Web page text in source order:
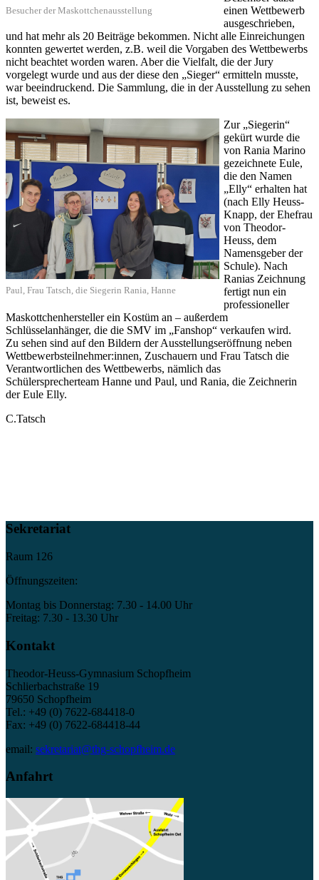
Besucher der Maskottchenausstellung
einen Wettbewerb
ausgeschrieben,
und hat mehr als 20 Beiträge bekommen. Nicht alle Einreichungen
konnten gewertet werden, z.B. weil die Vorgaben des Wettbewerbs
nicht beachtet worden waren. Aber die Vielfalt, die der Jury
vorgelegt wurde und aus der diese den „Sieger“ ermitteln musste,
war beeindruckend. Die Sammlung, die in der Ausstellung zu sehen
ist, beweist es.
Paul, Frau Tatsch, die Siegerin Rania, Hanne
Zur „Siegerin“
gekürt wurde die
von Rania Marino
gezeichnete Eule,
die den Namen
„Elly“ erhalten hat
(nach Elly Heuss-
Knapp, der Ehefrau
von Theodor-
Heuss, dem
Namensgeber der
Schule). Nach
Ranias Zeichnung
fertigt nun ein
professioneller
Maskottchenhersteller ein Kostüm an – außerdem
Schlüsselanhänger, die die SMV im „Fanshop“ verkaufen wird.
Zu sehen sind auf den Bildern der Ausstellungseröffnung neben
Wettbewerbsteilnehmer:innen, Zuschauern und Frau Tatsch die
Verantwortlichen des Wettbewerbs, nämlich das
Schülersprecherteam Hanne und Paul, und Rania, die Zeichnerin
der Eule Elly.
C.Tatsch
Sekretariat
Raum 126
Öffnungszeiten:
Montag bis Donnerstag: 7.30 - 14.00 Uhr
Freitag: 7.30 - 13.30 Uhr
Kontakt
Theodor-Heuss-Gymnasium Schopfheim
Schlierbachstraße 19
79650 Schopfheim
Tel.: +49 (0) 7622-684418-0
Fax: +49 (0) 7622-684418-44
email: sekretariat@thg-schopfheim.de
Anfahrt